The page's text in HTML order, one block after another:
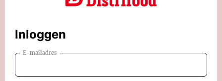
Inloggen
E-mailadres